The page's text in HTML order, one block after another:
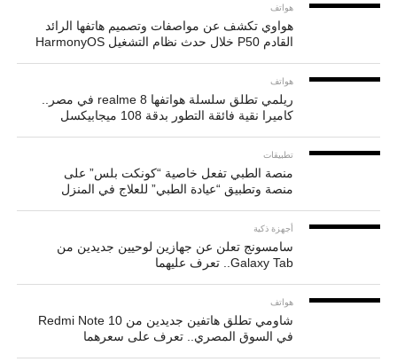
هواتف
هواوي تكشف عن مواصفات وتصميم هاتفها الرائد
القادم P50 خلال حدث نظام التشغيل HarmonyOS
هواتف
ريلمي تطلق سلسلة هواتفها realme 8 في مصر..
كاميرا نقية فائقة التطور بدقة 108 ميجابيكسل
تطبيقات
منصة الطبي تفعل خاصية “كونكت بلس” على
منصة وتطبيق “عيادة الطبي” للعلاج في المنزل
أجهزة ذكية
سامسونج تعلن عن جهازين لوحيين جديدين من
Galaxy Tab.. تعرف عليهما
هواتف
شاومي تطلق هاتفين جديدين من Redmi Note 10
في السوق المصري.. تعرف على سعرهما